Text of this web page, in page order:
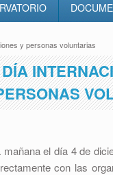
y personas voluntarias
el día 4 de
con las